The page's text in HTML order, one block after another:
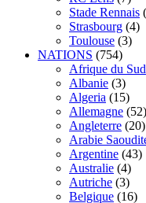
Stade Rennais
Strasbourg (4)
Toulouse (3)
NATIONS (754)
Afrique du Sud
Albanie (3)
Algeria (15)
Allemagne (52)
Angleterre (20)
Arabie
Argentine (43)
Australie (4)
Autriche (3)
Belgique (16)